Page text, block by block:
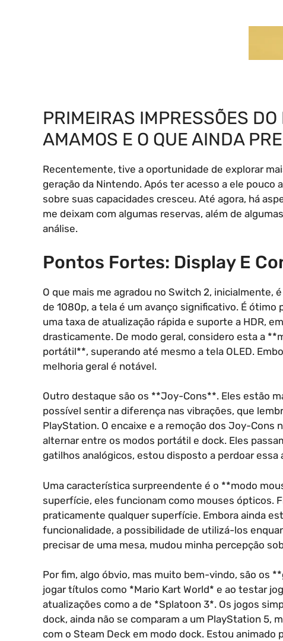
PRIMEIRAS IMPRESSÕES
AMAMOS E O QUE AINDA
Recentemente, tive a oportunidade de explorar
geração da Nintendo. Após ter acesso a ele pouco
sobre suas capacidades cresceu. Até agora, há
me deixam com algumas reservas, além de
análise.
Pontos Fortes: Display E
O que mais me agradou no Switch 2, inicialmente,
de 1080p, a tela é um avanço significativo. É ótimo
uma taxa de atualização rápida e suporte a HDR,
drasticamente. De modo geral, considero esta a
portátil**, superando até mesmo a tela OLED.
melhoria geral é notável.
Outro destaque são os **Joy-Cons**. Eles estão
possível sentir a diferença nas vibrações, que
PlayStation. O encaixe e a remoção dos Joy-Cons
alternar entre os modos portátil e dock. Eles
gatilhos analógicos, estou disposto a perdoar essa
Uma característica surpreendente é o **modo
superfície, eles funcionam como mouses ópticos.
praticamente qualquer superfície. Embora ainda
funcionalidade, a possibilidade de utilizá-los
precisar de uma mesa, mudou minha percepção
Por fim, algo óbvio, mas muito bem-vindo, são os
jogar títulos como *Mario Kart World* e ao testar
atualizações como a de *Splatoon 3*. Os jogos
dock, ainda não se comparam a um PlayStation 5,
com o Steam Deck em modo dock. Estou animado